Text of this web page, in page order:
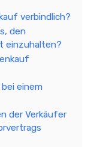
verbindlich?
den
einzuhalten?
einem
der Verkäufer